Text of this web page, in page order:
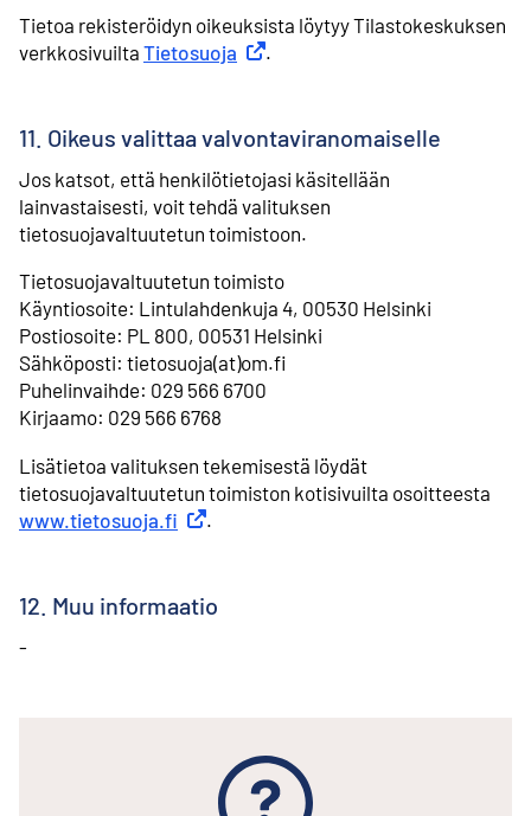
Tietoa rekisteröidyn oikeuksista löytyy Tilastokeskuksen
verkkosivuilta Tietosuoja Ulkoinen linkki
.
11. Oikeus valittaa valvontaviranomaiselle
Jos katsot, että henkilötietojasi käsitellään
lainvastaisesti, voit tehdä valituksen
tietosuojavaltuutetun toimistoon.
Tietosuojavaltuutetun toimisto
⁠Käyntiosoite: Lintulahdenkuja 4, 00530 Helsinki
⁠Postiosoite: PL 800, 00531 Helsinki
⁠Sähköposti: tietosuoja(at)om.fi
⁠Puhelinvaihde: 029 566 6700
⁠Kirjaamo: 029 566 6768
Lisätietoa valituksen tekemisestä löydät
tietosuojavaltuutetun toimiston kotisivuilta osoitteesta
www.tietosuoja.fi Ulkoinen linkki
.
12. Muu informaatio
-